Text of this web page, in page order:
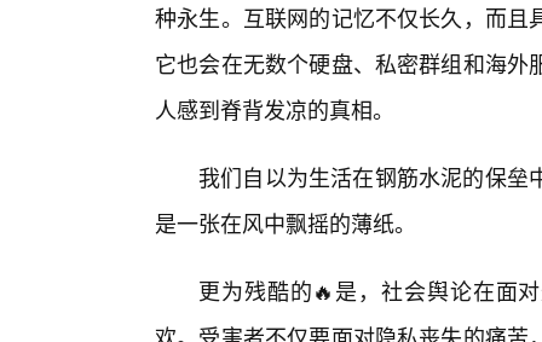
种永生。互联网的记忆不仅长久，而
它也会在无数个硬盘、私密群组和海
人感到脊背发凉的真相。
我们自以为生活在钢筋水泥的保
是一张在风中飘摇的薄纸。
更为残酷的🔥是，社会舆论在面